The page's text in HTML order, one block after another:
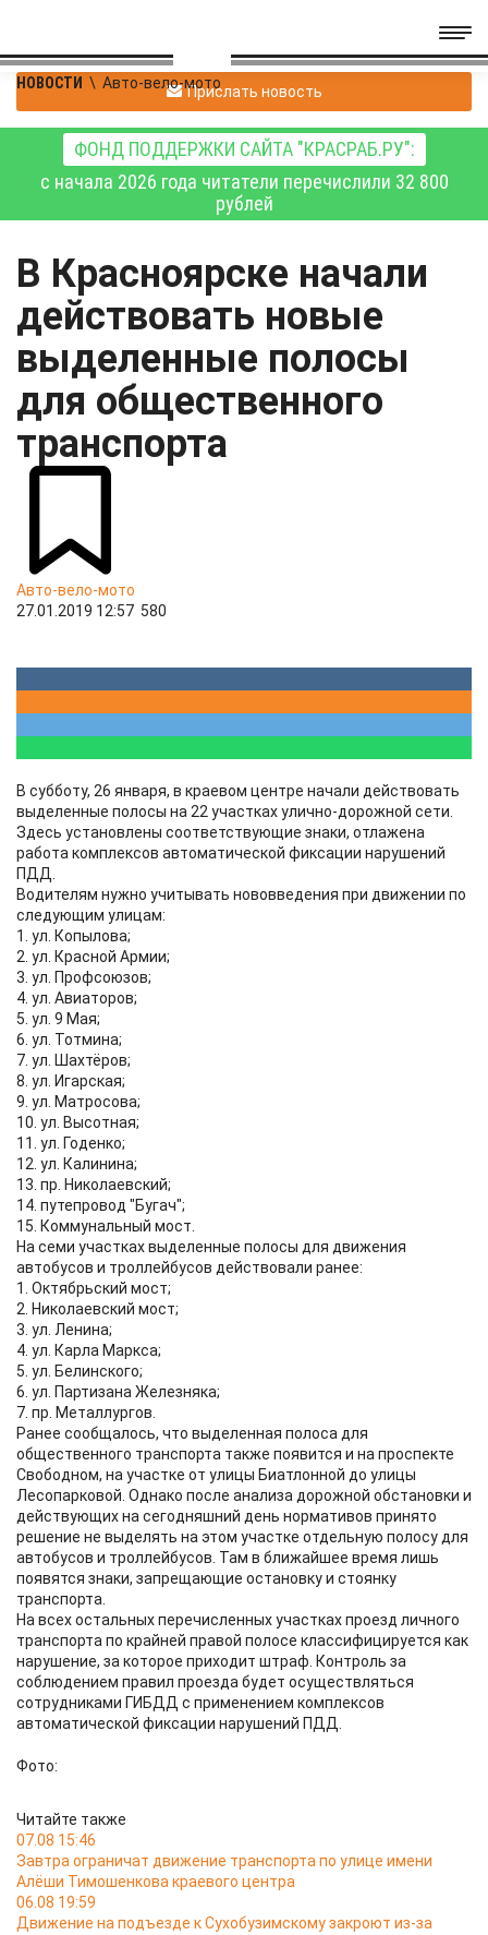
НОВОСТИ \ Авто-вело-мотоПрислать новость
ФОНД ПОДДЕРЖКИ САЙТА "КРАСРАБ.РУ":
с начала 2026 года читатели перечислили 32 800
рублей
В Красноярске начали
действовать новые
выделенные полосы
для общественного
транспорта
Авто-вело-мото
27.01.2019 12:57 580
В субботу, ​26 января, в краевом центре начали действовать
выделенные полосы на 22 участках улично-дорожной сети.
Здесь установлены соответствующие знаки, отлажена
работа комплексов автоматической фиксации нарушений
ПДД.
Водителям нужно учитывать нововведения при движении по
следующим улицам:
1. ул. Копылова;
2. ул. Красной Армии;
3. ул. Профсоюзов;
4. ул. Авиаторов;
5. ул. 9 Мая;
6. ул. Тотмина;
7. ул. Шахтёров;
8. ул. Игарская;
9. ул. Матросова;
10. ул. Высотная;
11. ул. Годенко;
12. ул. Калинина;
13. пр. Николаевский;
14. путепровод "Бугач";
15. Коммунальный мост.
На семи участках выделенные полосы для движения
автобусов и троллейбусов действовали ранее:
1. Октябрьский мост;
2. Николаевский мост;
3. ул. Ленина;
4. ул. Карла Маркса;
5. ул. Белинского;
6. ул. Партизана Железняка;
7. пр. Металлургов.
Ранее сообщалось, что выделенная полоса для
общественного транспорта также появится и на проспекте
Свободном, на участке от улицы Биатлонной до улицы
Лесопарковой. Однако после анализа дорожной обстановки и
действующих на сегодняшний день нормативов принято
решение не выделять на этом участке отдельную полосу для
автобусов и троллейбусов. Там в ближайшее время лишь
появятся знаки, запрещающие остановку и стоянку
транспорта.
На всех остальных перечисленных участках проезд личного
транспорта по крайней правой полосе классифицируется как
нарушение, за которое приходит штраф. Контроль за
соблюдением правил проезда будет осуществляться
сотрудниками ГИБДД с применением комплексов
автоматической фиксации нарушений ПДД.
Фото:
Читайте также
07.08 15:46
Завтра ограничат движение транспорта по улице имени
Алёши Тимошенкова краевого центра
06.08 19:59
Движение на подъезде к Сухобузимскому закроют из-за